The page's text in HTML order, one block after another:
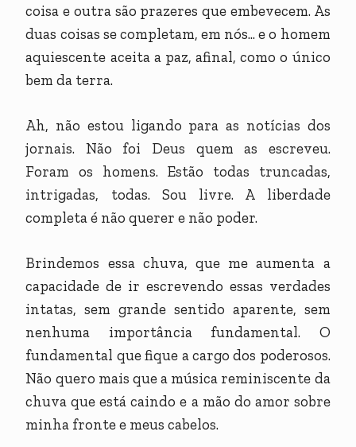
coisa e outra são prazeres que embevecem. As
duas coisas se completam, em nós... e o homem
aquiescente aceita a paz, afinal, como o único
bem da terra.
Ah, não estou ligando para as notícias dos
jornais. Não foi Deus quem as escreveu.
Foram os homens. Estão todas truncadas,
intrigadas, todas. Sou livre. A liberdade
completa é não querer e não poder.
Brindemos essa chuva, que me aumenta a
capacidade de ir escrevendo essas verdades
intatas, sem grande sentido aparente, sem
nenhuma importância fundamental. O
fundamental que fique a cargo dos poderosos.
Não quero mais que a música reminiscente da
chuva que está caindo e a mão do amor sobre
minha fronte e meus cabelos.